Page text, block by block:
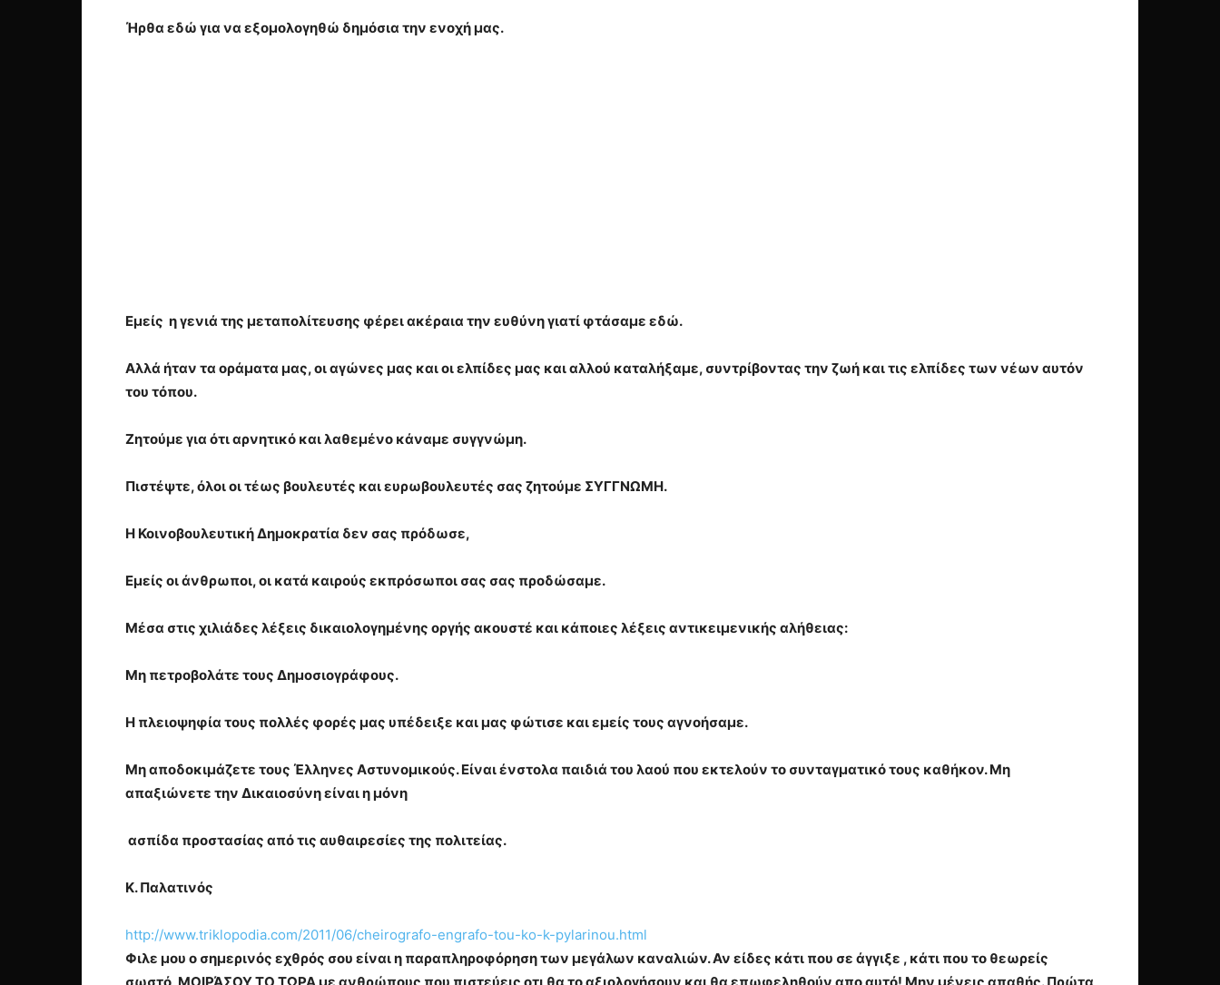
Ήρθα εδώ για να εξομολογηθώ δημόσια την ενοχή μας.
Εμείς η γενιά της μεταπολίτευσης φέρει ακέραια την ευθύνη γιατί φτάσαμε εδώ.
Αλλά ήταν τα οράματα μας, οι αγώνες μας και οι ελπίδες μας και αλλού καταλήξαμε, συντρίβοντας την ζωή και τις ελπίδες των νέων αυτόν
του τόπου.
Ζητούμε για ότι αρνητικό και λαθεμένο κάναμε συγγνώμη.
Πιστέψτε, όλοι οι τέως βουλευτές και ευρωβουλευτές σας ζητούμε ΣΥΓΓΝΩΜΗ.
Η Κοινοβουλευτική Δημοκρατία δεν σας πρόδωσε,
Εμείς οι άνθρωποι, οι κατά καιρούς εκπρόσωποι σας σας προδώσαμε.
Μέσα στις χιλιάδες λέξεις δικαιολογημένης οργής ακουστέ και κάποιες λέξεις αντικειμενικής αλήθειας:
Μη πετροβολάτε τους Δημοσιογράφους.
Η πλειοψηφία τους πολλές φορές μας υπέδειξε και μας φώτισε και εμείς τους αγνοήσαμε.
Μη αποδοκιμάζετε τους Έλληνες Αστυνομικούς. Είναι ένστολα παιδιά του λαού που εκτελούν το συνταγματικό τους καθήκον. Μη
απαξιώνετε την Δικαιοσύνη είναι η μόνη
ασπίδα προστασίας από τις αυθαιρεσίες της πολιτείας.
Κ. Παλατινός
http://www.triklopodia.com/2011/06/cheirografo-engrafo-tou-ko-k-pylarinou.html
Φιλε μου ο σημερινός εχθρός σου είναι η παραπληροφόρηση των μεγάλων καναλιών. Αν είδες κάτι που σε άγγιξε , κάτι που το θεωρείς